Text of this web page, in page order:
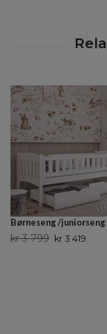
Børneseng /
kr 3 799 kr 3 419